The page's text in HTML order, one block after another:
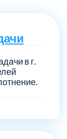
в г.